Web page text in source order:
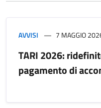
AVVISI 7 MAGGIO
TARI 2026:
pagamento di